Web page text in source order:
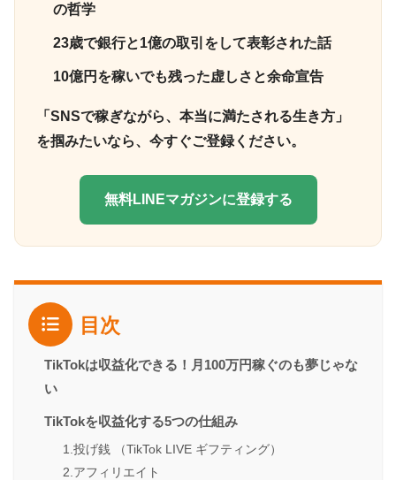
の哲学
23歳で銀行と1億の取引をして表彰された話
10億円を稼いでも残った虚しさと余命宣告
「SNSで稼ぎながら、本当に満たされる生き方」
を掴みたいなら、今すぐご登録ください。
無料LINEマガジンに登録する
目次
TikTokは収益化できる！月100万円稼ぐのも夢じゃな
い
TikTokを収益化する5つの仕組み
1.投げ銭 （TikTok LIVE ギフティング）
2.アフィリエイト